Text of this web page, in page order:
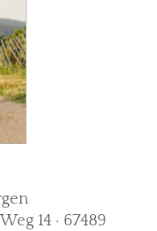
14 · 67489